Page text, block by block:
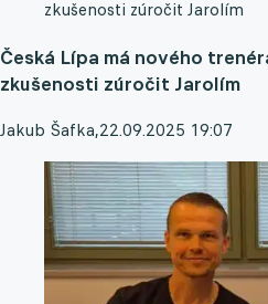
zkušenosti zúročit Jarolím
Česká Lípa má nového
zkušenosti zúročit Jarolím
Jakub Šafka,22.09.2025 19:07